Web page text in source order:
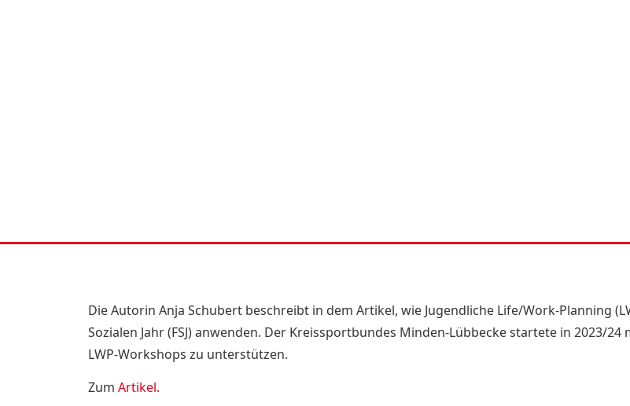
Die Autorin Anja Schubert beschreibt in dem Artikel, wie Jugendliche Life/Work-Planning
Sozialen Jahr (FSJ) anwenden. Der Kreissportbundes Minden-Lübbecke startete in 2023/
LWP-Workshops zu unterstützen.
Zum Artikel.